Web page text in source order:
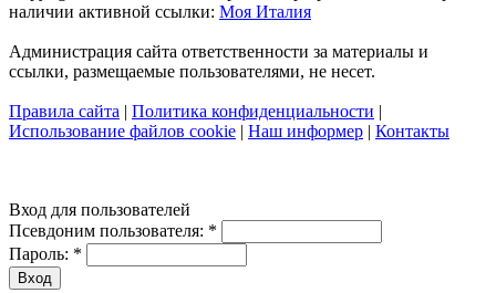
наличии активной ссылки: Моя Италия
Администрация сайта ответственности за материалы и
ссылки, размещаемые пользователями, не несет.
Правила сайта | Политика конфиденциальности |
Использование файлов cookie | Наш информер | Контакты
Вход для пользователей
Псевдоним пользователя: *
Пароль: *